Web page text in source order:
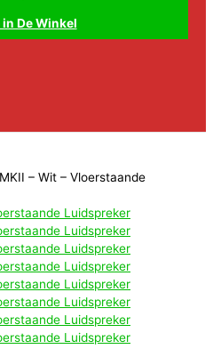
in De Winkel
– Wit – Vloerstaande